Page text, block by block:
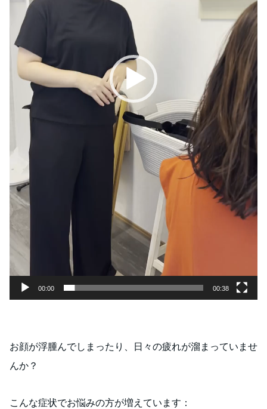
00:00 00:38
お顔が浮腫んでしまったり、日々の疲れが溜まっていませ
んか？
こんな症状でお悩みの方が増えています：